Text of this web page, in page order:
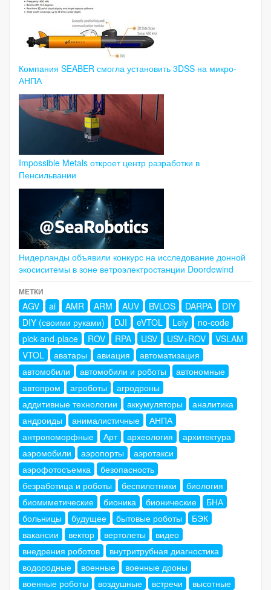
Компания SEABER смогла установить 3DSS на микро-
АНПА
Impossible Metals откроет центр разработки в
Пенсильвании
Нидерланды объявили конкурс на исследование донной
экосиситемы в зоне ветроэлектростанции Doordewind
МЕТКИ
AGV ai AMR ARM AUV BVLOS DARPA
DIY
DIY (своими руками)
DJI eVTOL Lely
no-code
pick-and-place
ROV RPA USV USV+ROV
VSLAM
VTOL
аватары авиация
автоматизация
автомобили
автомобили и роботы
автономные
автопром
агроботы
агродроны
аддитивные технологии
аккумуляторы
аналитика
андроиды
анималистичные
АНПА
антропоморфные
Арт археология
архитектура
аэромобили
аэропорты
аэротакси
аэрофотосъемка
безопасность
безработица и роботы
беспилотники
биология
биомиметические
бионика бионические
БНА
больницы
будущее бытовые роботы
БЭК
вакансии
вектор вертолеты
видео
внедрения роботов
внутритрубная диагностика
водородные
военные
военные дроны
военные роботы
воздушные встречи
высотные